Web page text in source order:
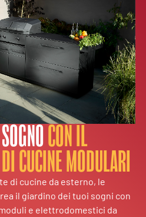
CON IL
CUCINE MODULARI
di cucine da esterno, le
il giardino dei tuoi sogni con
e elettrodomestici da